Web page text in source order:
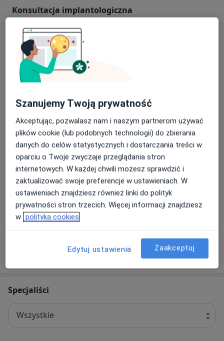
Konsultacja implantologiczna
Umów
Ekstrakcja zęba
200 zł
Szczegóły
Umów
Konsultacja chirurga stomatologicznego
Od 150 zł
Szczegółykonsultacja chirurga
Umów
+ 55 usług
Specjaliści
Wszystkie
Szanujemy Twoją prywatność
Akceptując, pozwalasz nam i naszym partnerom używać
plików cookie (lub podobnych technologii) do zbierania
danych do celów statystycznych i dostarczania treści w
oparciu o Twoje zwyczaje przeglądania stron
internetowych. W każdej chwili możesz sprawdzić i
zaktualizować swoje preferencje w ustawieniach. W
ustawieniach znajdziesz również linki do polityk
prywatności stron trzecich. Więcej informacji znajdziesz
w polityka cookies
Edytuj ustawienia Zaakceptuj